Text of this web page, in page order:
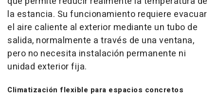
la estancia. Su funcionamiento requiere evacuar
el aire caliente al exterior mediante un tubo de
salida, normalmente a través de una ventana,
pero no necesita instalación permanente ni
unidad exterior fija.
Climatización flexible para espacios concretos